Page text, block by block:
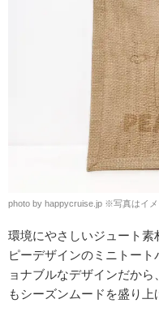
photo by happycruise.jp ※写真はイメ
環境にやさしいジュート
ピーデザインのミニトー
ョナブルなデザインだか
もシーズンムードを盛り上